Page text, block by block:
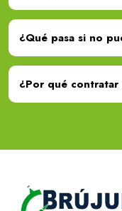
¿Qué pasa si no
¿Por qué contratar